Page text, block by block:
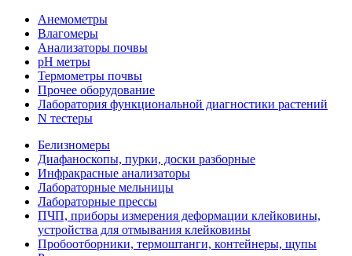
Анемометры
Влагомеры
Анализаторы почвы
pH метры
Термометры почвы
Прочее оборудование
Лаборатория функциональной диагностики растений
N тестеры
Белизномеры
Диафаноскопы, пурки, доски разборные
Инфракрасные анализаторы
Лабораторные мельницы
Лабораторные прессы
ПЧП, приборы измерения деформации клейковины,
устройства для отмывания клейковины
Пробоотборники, термоштанги, контейнеры, щупы